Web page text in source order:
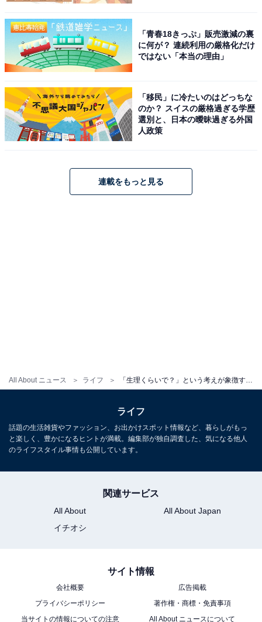
All About ニュース ライフ
Q生理で不調なときのパフォーマンスは普段の何％くらいですか？
フォーマンスは、通常時の半分ぐらいに落ちちゃう人が
約3割もいるんですね。70％落ちると感じている人も結
もちろん雇用形態や職場の状況にもよると思いますが、
調子が悪いときは休み、すっきりしてから復帰して、パ
フォーマンスを発揮するほうがいいと思うけどなあ。
なくないと思うんですよ。でも腹痛はだいたいよくなる
けど、生理は「またどうせ来るんだよね」となっちゃ
知っておかなきゃいけないことだと思います。知らない
から、具合が悪そうな女性にかける言葉を間違うことが
ある。お互いにとって不幸ですよね。
「青春18きっぷ」販売激減の裏
に何が？ 連続利用の厳格化だけ
ではない「本当の理由」
「移民」に冷たいのはどっちな
のか？ スイスの厳格過ぎる学歴
選別と、日本の曖昧過ぎる外国
人政策
連載をもっと見る
ライフ
話題の生活雑貨やファッション、お出かけスポット情報など、暮らしがもっ
と楽しく、豊かになるヒントが満載。編集部が独自調査した、気になる他人
のライフスタイル事情も公開しています。
関連サービス
All About
All About Japan
イチオシ
サイト情報
会社概要
広告掲載
プライバシーポリシー
著作権・商標・免責事項
当サイトの情報についての注意
All About ニュースについて